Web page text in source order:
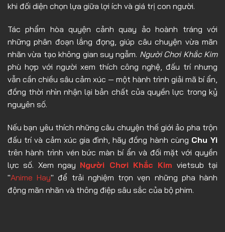
Tập 19
Tập 20
Tập 21
Tập 22
Tập 23
khi đối diện chọn lựa giữa lợi ích và giá trị con người.
Tác phẩm hòa quyện cảnh quay ảo hoành tráng với
những phân đoạn lắng đọng, giúp câu chuyện vừa mãn
nhãn vừa tạo không gian suy ngẫm. Người Chơi Khắc Kim
phù hợp với người xem thích công nghệ, đấu trí nhưng
vẫn cần chiều sâu cảm xúc — một hành trình giải mã bí ẩn,
đồng thời nhìn nhận lại bản chất của quyền lực trong kỷ
nguyên số.
Nếu bạn yêu thích những câu chuyện thế giới ảo pha trộn
đấu trí và cảm xúc gia đình, hãy đồng hành cùng Chu Yi
trên hành trình vén bức màn bí ẩn và đối mặt với quyền
lực số. Xem ngay Người Chơi Khắc Kim vietsub tại
"Anime Hay" để trải nghiệm trọn vẹn những pha hành
động mãn nhãn và thông điệp sâu sắc của bộ phim.